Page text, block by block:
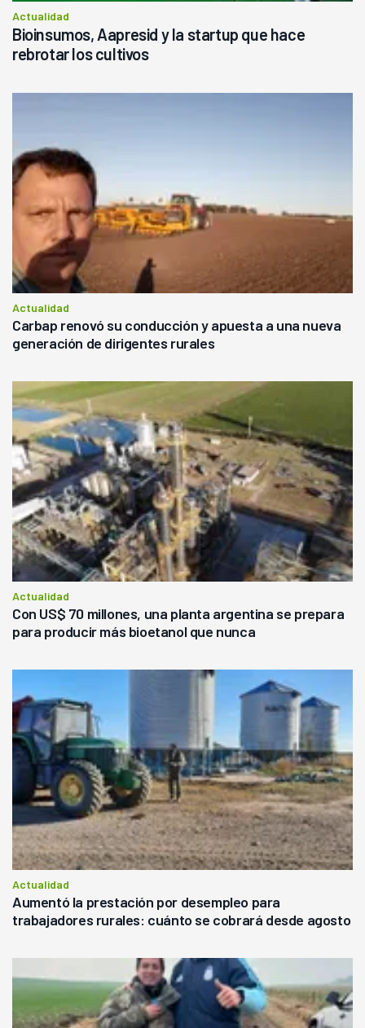
Actualidad
Bioinsumos, Aapresid y la startup que hace
rebrotar los cultivos
Actualidad
Carbap renovó su conducción y apuesta a una nueva
generación de dirigentes rurales
Actualidad
Con US$ 70 millones, una planta argentina se prepara
para producir más bioetanol que nunca
Actualidad
Aumentó la prestación por desempleo para
trabajadores rurales: cuánto se cobrará desde agosto